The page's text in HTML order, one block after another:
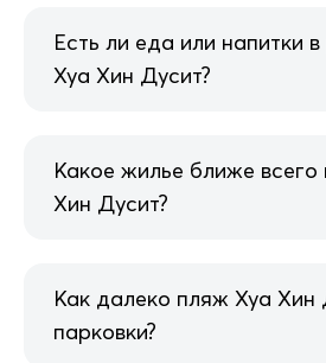
Есть ли еда или напитки
Хуа Хин Дусит?
Какое жилье ближе всего
Хин Дусит?
Как далеко пляж Хуа Хин
парковки?